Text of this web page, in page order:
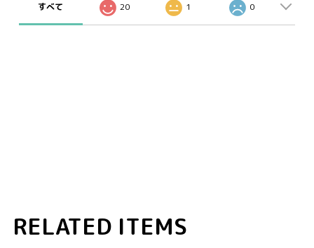
すべて 20 1 0
RELATED ITEMS